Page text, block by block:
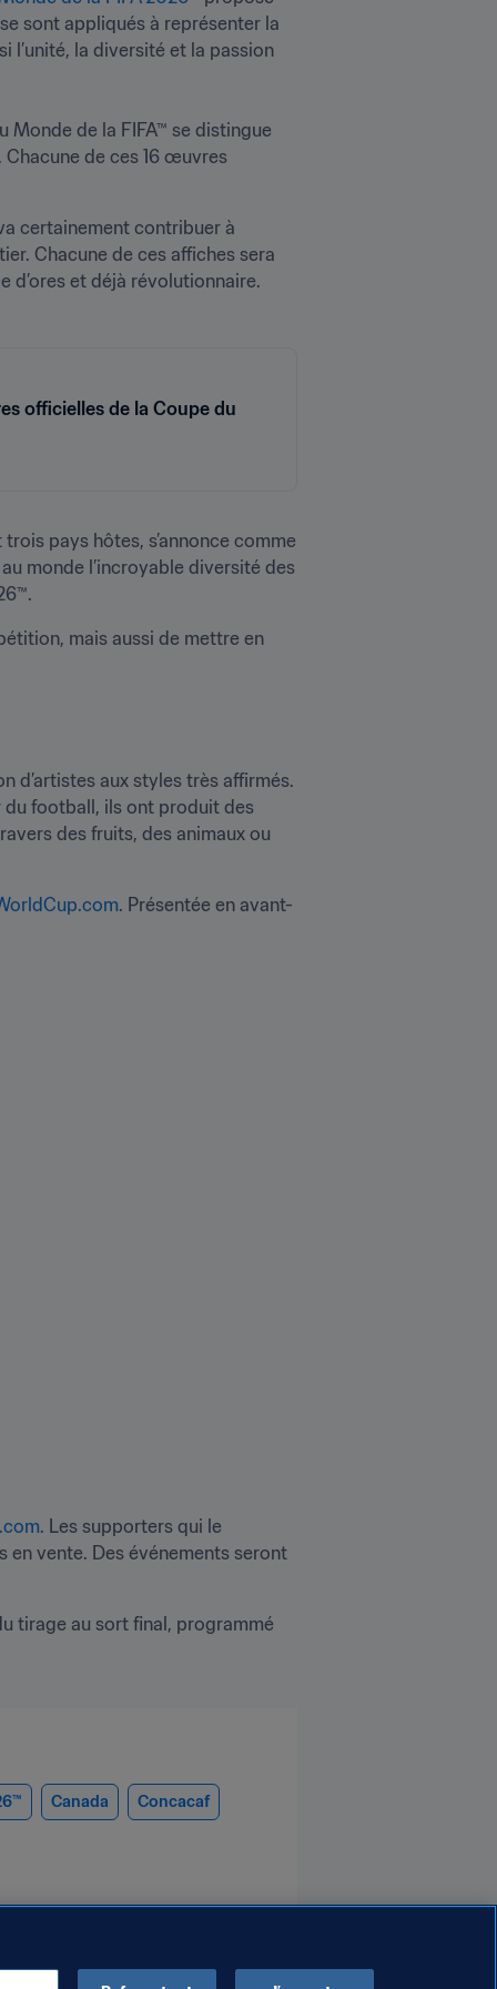
sont appliqués à représenter la
l’unité, la diversité et la passion
Monde de la FIFA™ se distingue
de ces 16 œuvres
certainement contribuer à
Chacune de ces affiches sera
d’ores et déjà révolutionnaire.
officielles de la Coupe du
pays hôtes, s’annonce comme
monde l’incroyable diversité des
mais aussi de mettre en
d’artistes aux styles très affirmés.
du football, ils ont produit des
des fruits, des animaux ou
. Présentée en avant-
. Les supporters qui le
en vente. Des événements seront
tirage au sort final, programmé
Canada Concacaf